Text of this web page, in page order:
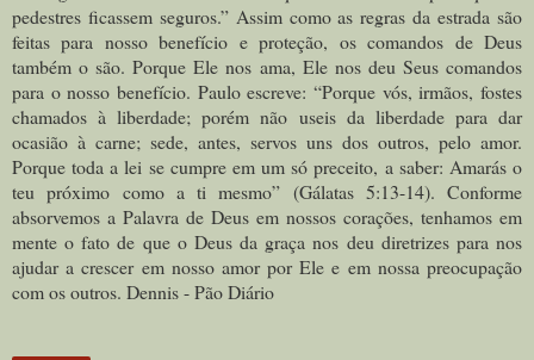
pedestres ficassem seguros.” Assim como as regras da estrada são
feitas para nosso benefício e proteção, os comandos de Deus
também o são. Porque Ele nos ama, Ele nos deu Seus comandos
para o nosso benefício. Paulo escreve: “Porque vós, irmãos, fostes
chamados à liberdade; porém não useis da liberdade para dar
ocasião à carne; sede, antes, servos uns dos outros, pelo amor.
Porque toda a lei se cumpre em um só preceito, a saber: Amarás o
teu próximo como a ti mesmo” (Gálatas 5:13-14). Conforme
absorvemos a Palavra de Deus em nossos corações, tenhamos em
mente o fato de que o Deus da graça nos deu diretrizes para nos
ajudar a crescer em nosso amor por Ele e em nossa preocupação
com os outros. Dennis - Pão Diário